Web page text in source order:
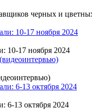
черных и
10-17 ноября 2024
6-13 октября 2024